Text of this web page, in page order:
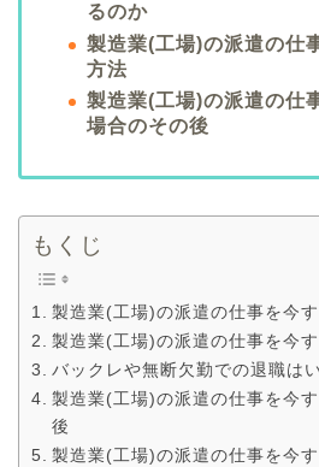
るのか
製造業(工場)の派遣の仕
方法
製造業(工場)の派遣の仕
場合のその後
もくじ
製造業(工場)の派遣の仕事を今
製造業(工場)の派遣の仕事を今
バックレや無断欠勤での退職は
製造業(工場)の派遣の仕事を今
後
製造業(工場)の派遣の仕事を今